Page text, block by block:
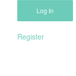
Register